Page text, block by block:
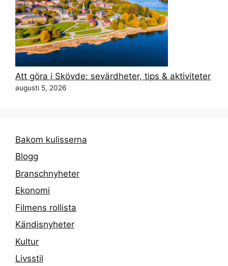
Att göra i Skövde: sevärdheter, tips & aktiviteter
augusti 5, 2026
Bakom kulisserna
Blogg
Branschnyheter
Ekonomi
Filmens rollista
Kändisnyheter
Kultur
Livsstil